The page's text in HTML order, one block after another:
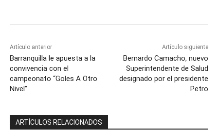
Artículo anterior
Barranquilla le apuesta a la
convivencia con el
campeonato “Goles A Otro
Nivel”
Artículo siguiente
Bernardo Camacho, nuevo
Superintendente de Salud
designado por el presidente
Petro
ARTÍCULOS RELACIONADOS